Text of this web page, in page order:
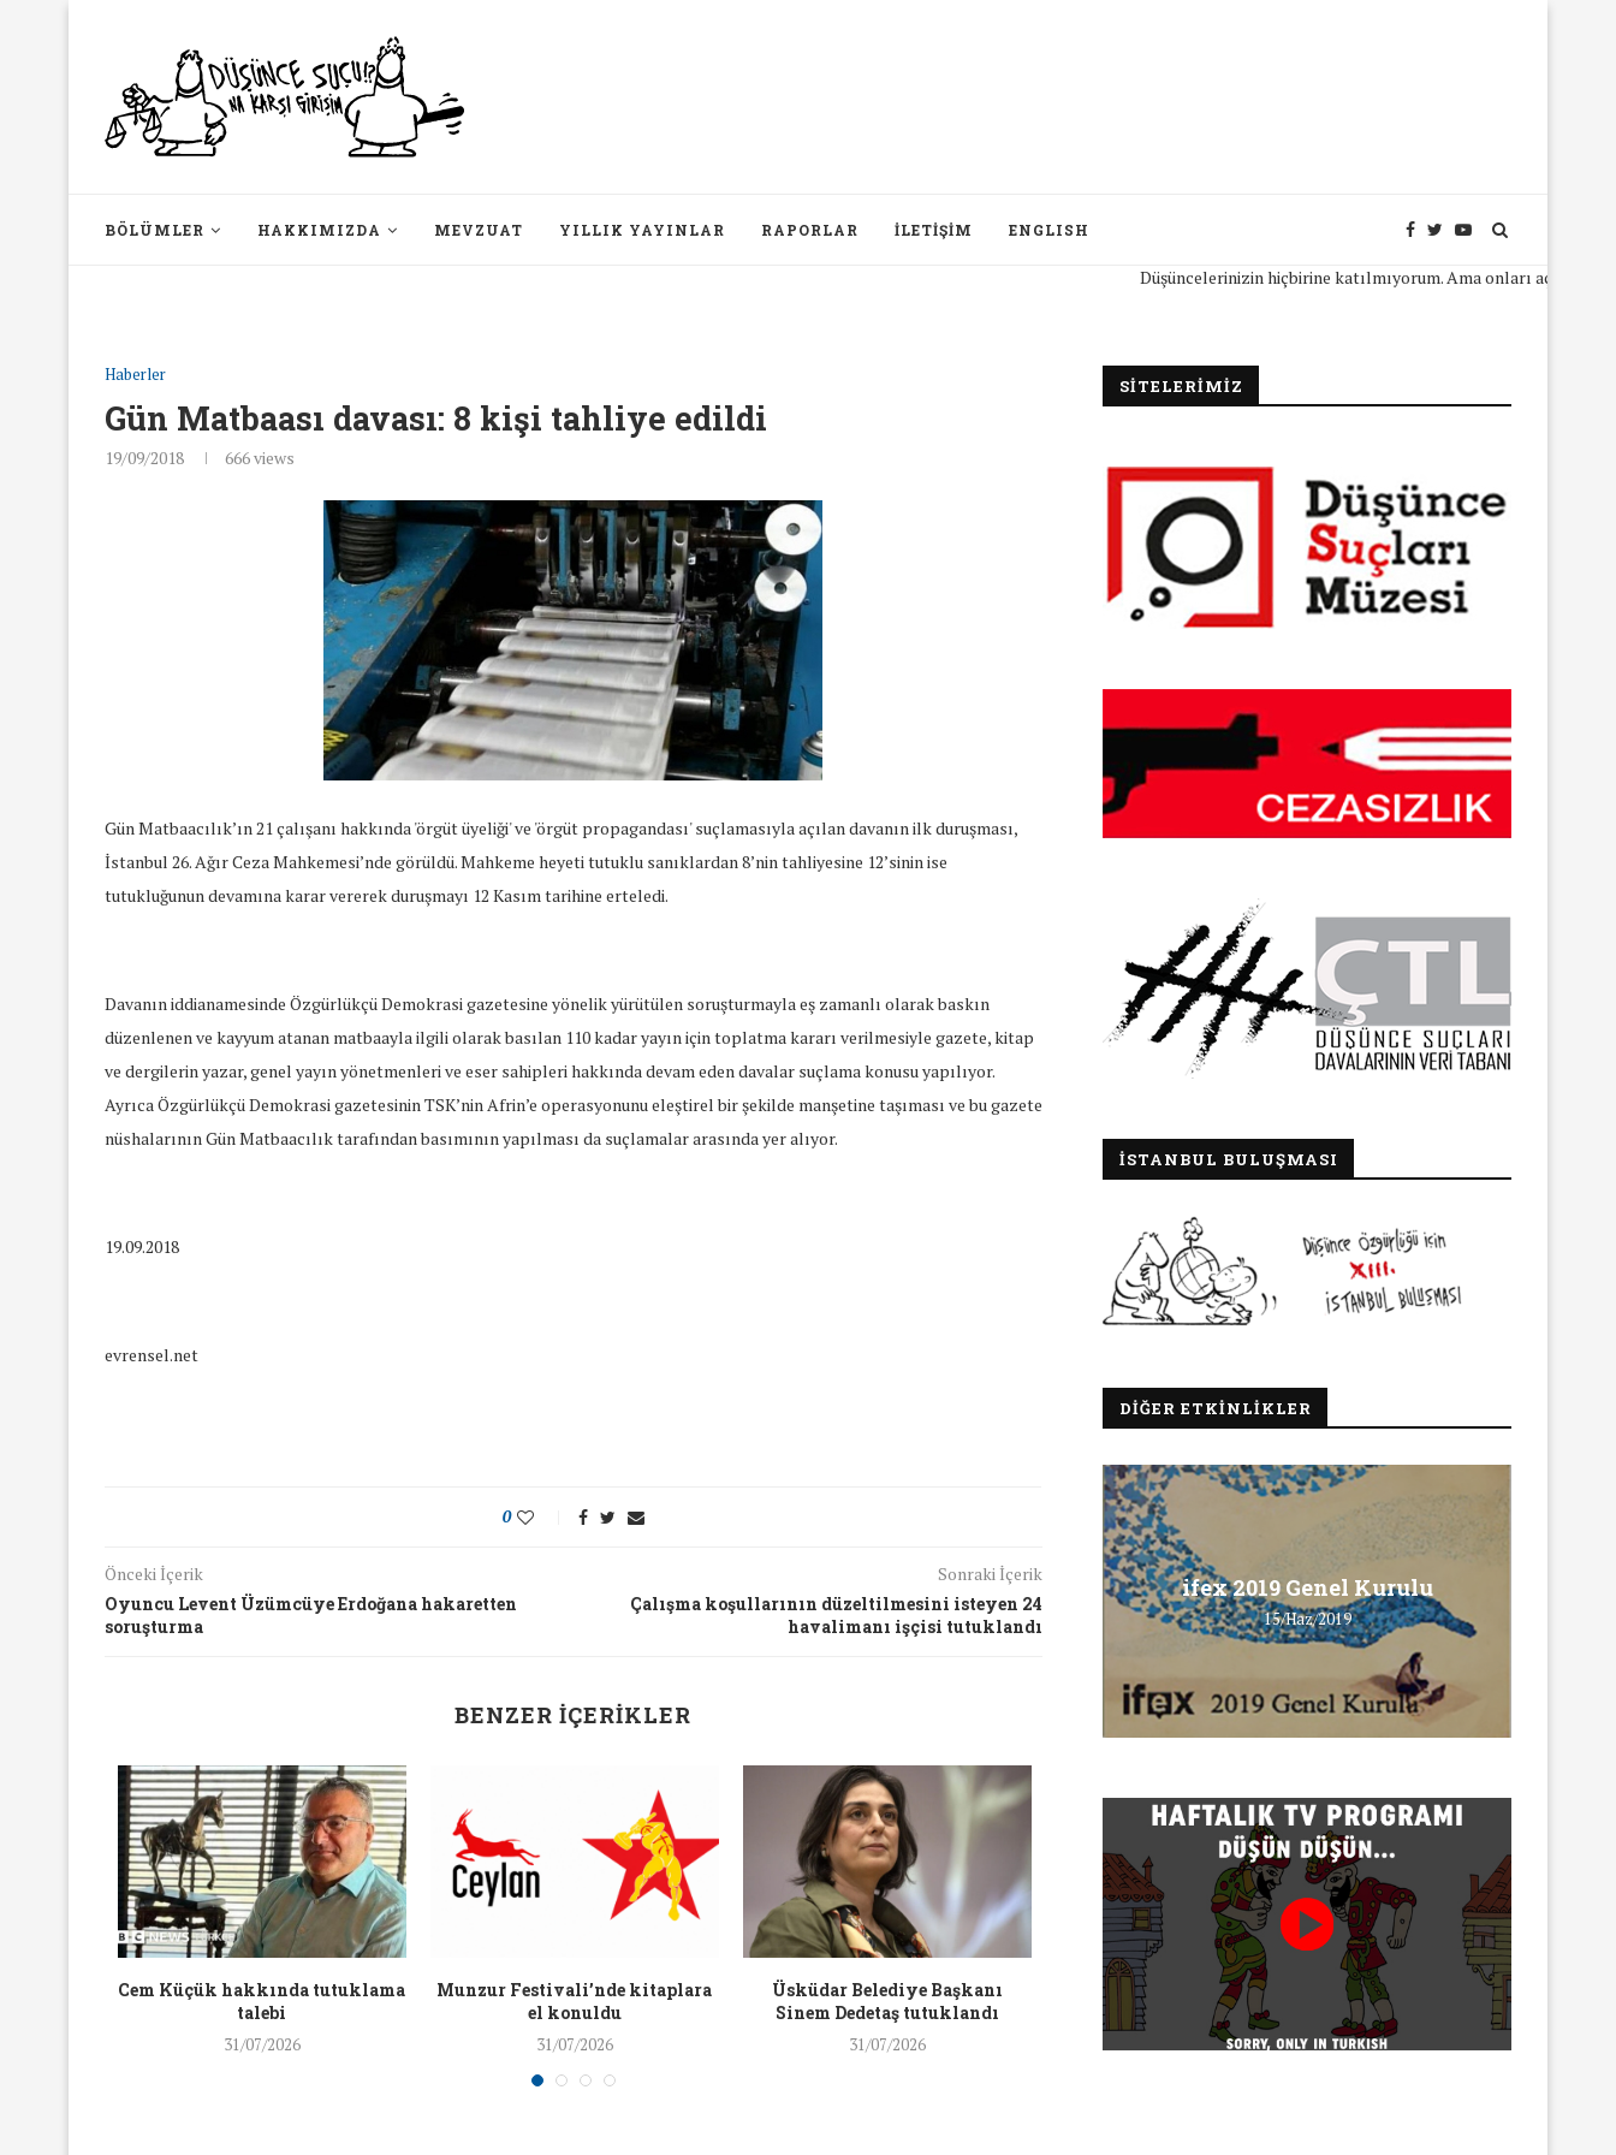
BÖLÜMLER HAKKIMIZDA MEVZUAT YILLIK YAYINLAR RAPORLAR İLETIŞIM ENGLISH
Düşüncelerinizin hiçbirine katılmıyorum. Ama onları açıkça ifade
Haberler
Gün Matbaası davası: 8 kişi tahliye edildi
19/09/2018 666views
Gün Matbaacılık’ın 21 çalışanı hakkında 'örgüt üyeliği' ve 'örgüt propagandası' suçlamasıyla açılan davanın ilk duruşması,
İstanbul 26. Ağır Ceza Mahkemesi’nde görüldü. Mahkeme heyeti tutuklu sanıklardan 8’nin tahliyesine 12’sinin ise
tutukluğunun devamına karar vererek duruşmayı 12 Kasım tarihine erteledi.
Davanın iddianamesinde Özgürlükçü Demokrasi gazetesine yönelik yürütülen soruşturmayla eş zamanlı olarak baskın
düzenlenen ve kayyum atanan matbaayla ilgili olarak basılan 110 kadar yayın için toplatma kararı verilmesiyle gazete, kitap
ve dergilerin yazar, genel yayın yönetmenleri ve eser sahipleri hakkında devam eden davalar suçlama konusu yapılıyor.
Ayrıca Özgürlükçü Demokrasi gazetesinin TSK’nin Afrin’e operasyonunu eleştirel bir şekilde manşetine taşıması ve bu gazete
nüshalarının Gün Matbaacılık tarafından basımının yapılması da suçlamalar arasında yer alıyor.
19.09.2018
evrensel.net
0
Önceki İçerik
Oyuncu Levent Üzümcüye Erdoğana hakaretten
soruşturma
Sonraki İçerik
Çalışma koşullarının düzeltilmesini isteyen 24
havalimanı işçisi tutuklandı
BENZER İÇERIKLER
Cem Küçük hakkında tutuklama
talebi
31/07/2026
Munzur Festivali’nde kitaplara
el konuldu
31/07/2026
Üsküdar Belediye Başkanı
Sinem Dedetaş tutuklandı
31/07/2026
erişim engeli
30/07/2026
Gazeteci Sema Bingöl ve
hakkında soruşturma
SİTELERİMİZ
İSTANBUL BULUŞMASI
DIĞER ETKINLIKLER
Yaş Ayrımcılığı
Konuştuk
16/Nis/2018
Konuştuk
Şubat Ayında Çatışma Çözümü
Konuştuk
26/Şub/2018
ifex 2019 Genel Kurulu
15/Haz/2019